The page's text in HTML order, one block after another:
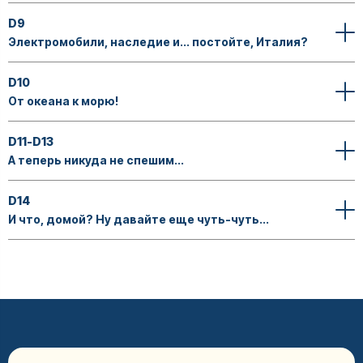
D9
Электромобили, наследие и... постойте, Италия?
D10
От океана к морю!
D11-D13
А теперь никуда не спешим...
D14
И что, домой? Ну давайте еще чуть-чуть...